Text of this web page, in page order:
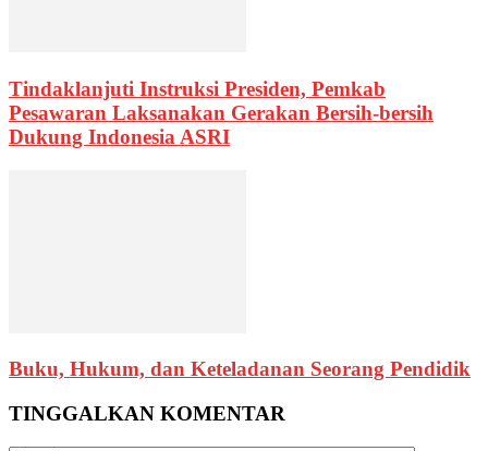
Tindaklanjuti Instruksi Presiden, Pemkab
Pesawaran Laksanakan Gerakan Bersih-bersih
Dukung Indonesia ASRI
Buku, Hukum, dan Keteladanan Seorang Pendidik
TINGGALKAN KOMENTAR